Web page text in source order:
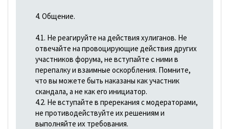
4. Общение.
4.1. Не реагируйте на действия хулиганов. Не
отвечайте на провоцирующие действия других
участников форума, не вступайте с ними в
перепалку и взаимные оскорбления. Помните,
что вы можете быть наказаны как участник
скандала, а не как его инициатор.
4.2. Не вступайте в пререкания с модераторами,
не противодействуйте их решениям и
выполняйте их требования.